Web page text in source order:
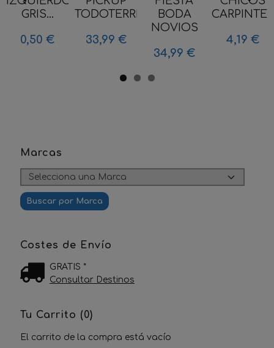
Marcas
Costes de Envío
GRATIS *
Consultar Destinos
Tu Carrito (0)
El carrito de la compra está vacío
GRIS...
0,50 €
TODOTERRENO...
33,99 €
BODA
NOVIOS
34,99 €
4,19 €